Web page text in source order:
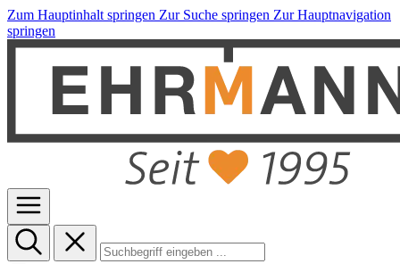
Zum Hauptinhalt springen Zur Suche springen Zur Hauptnavigation
springen